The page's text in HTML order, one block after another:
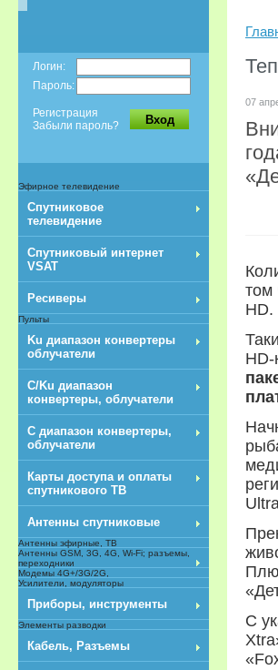
07
том
HD.
С
Логин:
Пароль:
Регистрация
Забыли пароль?
Вход
Эфирное телевидение
Спутниковое
телевидение
Спутниковый интернет
VSAT
Ресиверы
Пульты
Ku диапазон конвертеры
облучатели
C/Ku диапазон
конвертеры, облучатели
С диапазон конвертеры,
облучатели
Карты доступа и оплаты
спутникового ТВ
Антенны спутниковые
Антенны эфирные, ТВ
Антенны GSM, 3G, 4G, Wi-Fi; разъемы,
переходники
Модемы 4G+/3G/2G,
Усилители, модуляторы
Приборы, инструменты
Элементы разводки
Кабель, Разъемы